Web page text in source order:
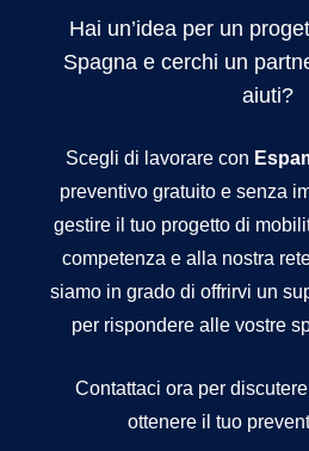
Hai un’idea per un
Spagna e cerchi un
aiuti?
Scegli di lavorare con
preventivo gratuito e senza
gestire il tuo progetto di
competenza e alla nostra
siamo in grado di offrirvi un
per rispondere alle vostre
Contattaci ora per
ottenere il tuo